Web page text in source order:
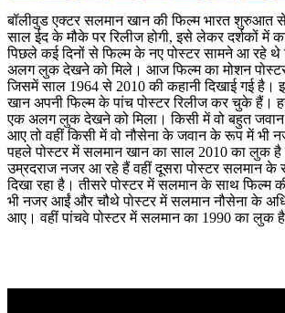
बॉलीवुड एक्टर सलमान खान की फिल्म भारत शुरुआत
साल ईद के मौके पर रिलीज होगी, इसे लेकर दर्शकों में
पिछले कई दिनों से फिल्म के नए पोस्टर सामने आ रहे
अलग लुक देखने को मिले। आज फिल्म का मोशन पोस्टर
जिसमें साल 1964 से 2010 की कहानी दिखाई गई
खान अपनी फिल्म के पांच पोस्टर रिलीज कर चुके हैं।
एक अलग लुक देखने को मिला। किसी में वो बहुत
आए तो वहीं किसी में वो नौसेना के जवान के रूप में भी
पहले पोस्टर में सलमान खान का साल 2010 का लुक है
उम्रदराज नजर आ रहे हैं वहीं दूसरा पोस्टर सलमान
दिखा रहा है। तीसरे पोस्टर में सलमान के साथ फिल्म
भी नजर आईं और चौथे पोस्टर में सलमान नौसेना के
आए। वहीं पांचवे पोस्टर में सलमान का 1990 का लुक